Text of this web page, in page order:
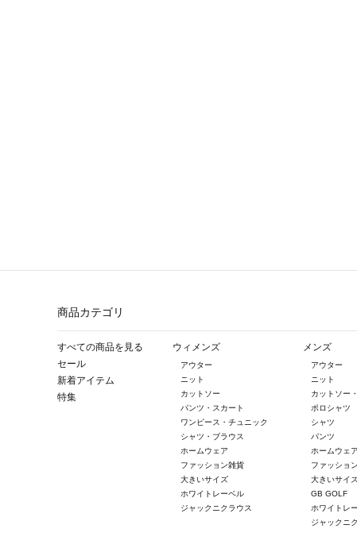
商品カテゴリ
すべての商品を見る
セール
新着アイテム
特集
ウィメンズ
アウター
ニット
カットソー
パンツ・スカート
ワンピース・チュニック
シャツ・ブラウス
ホームウェア
ファッション雑貨
大きいサイズ
ホワイトレーベル
ジャックニクラウス
メンズ
アウター
ニット
カットソー
ポロシャツ
シャツ
パンツ
ホームウェ
ファッショ
大きいサイ
GB GOLF
ホワイトレ
ジャックニ